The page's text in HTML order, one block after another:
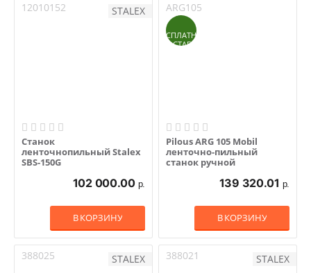
12010152 STALEX
Станок
ленточнопильный Stalex
SBS-150G
102 000.00 р.
В КОРЗИНУ
ARG105
БЕСПЛАТНАЯ
ДОСТАВКА
Pilous ARG 105 Mobil
ленточно-пильный
станок ручной
139 320.01 р.
В КОРЗИНУ
388025 STALEX 388021 STALEX